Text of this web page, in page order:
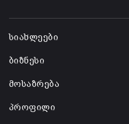
სიახლეები
ბიზნესი
მოსაზრება
პროფილი